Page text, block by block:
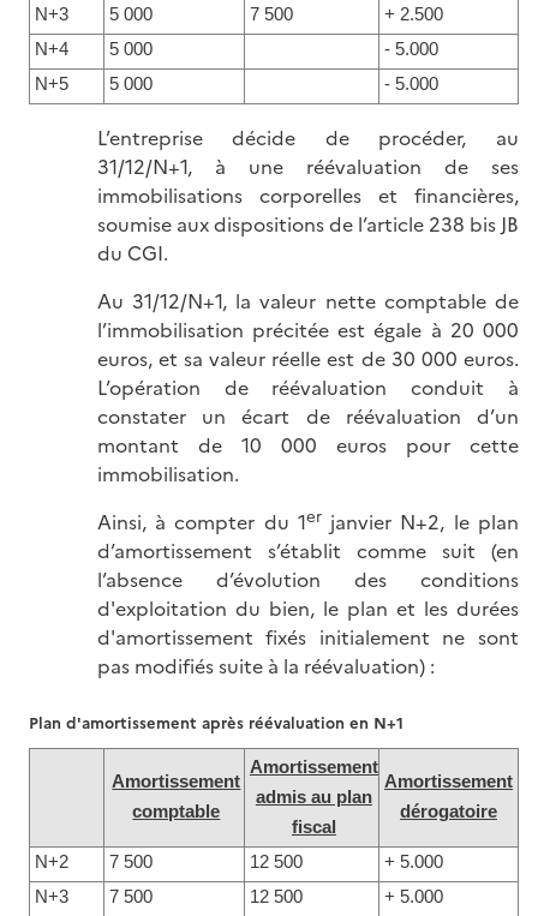
N+3
5 000 7 500
+ 2.500
N+4
5 000
- 5.000
N+5
5 000 - 5.000
L’entreprise décide de procéder, au
31/12/N+1, à une réévaluation de ses
immobilisations corporelles et financières,
soumise aux dispositions de l’article 238 bis JB
du CGI.
Au 31/12/N+1, la valeur nette comptable de
l’immobilisation précitée est égale à 20 000
euros, et sa valeur réelle est de 30 000 euros.
L’opération de réévaluation conduit à
constater un écart de réévaluation d’un
montant de 10 000 euros pour cette
immobilisation.
Ainsi, à compter du 1erjanvier N+2, le plan
d’amortissement s’établit comme suit (en
l’absence d’évolution des conditions
d'exploitation du bien, le plan et les durées
d'amortissement fixés initialement ne sont
pas modifiés suite à la réévaluation) :
Plan d'amortissement après réévaluation en N+1
Amortissement
comptable
Amortissement
admis au plan
fiscal
Amortissement
dérogatoire
N+2 7 500 12 500
+ 5.000
N+3
7 500 12 500
+ 5.000